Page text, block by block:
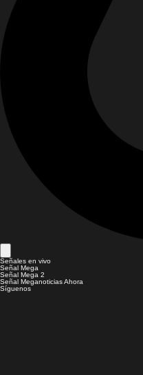
Señales en vivo
Señal Mega
Señal Mega 2
Señal Meganoticias Ahora
Síguenos